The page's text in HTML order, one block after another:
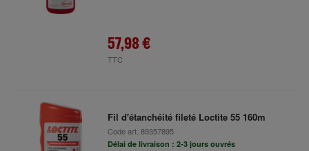
57,98 €
TTC
Fil d'étanchéité fileté Loctite 55 160m
Code art. 89357895
Délai de livraison : 2-3 jours ouvrés